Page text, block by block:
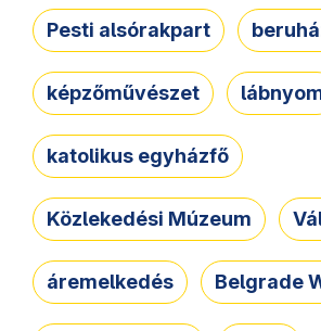
Pesti alsórakpart
képzőművészet
katolikus egyházfő
Közlekedési Múzeum
áremelkedés Belgrade